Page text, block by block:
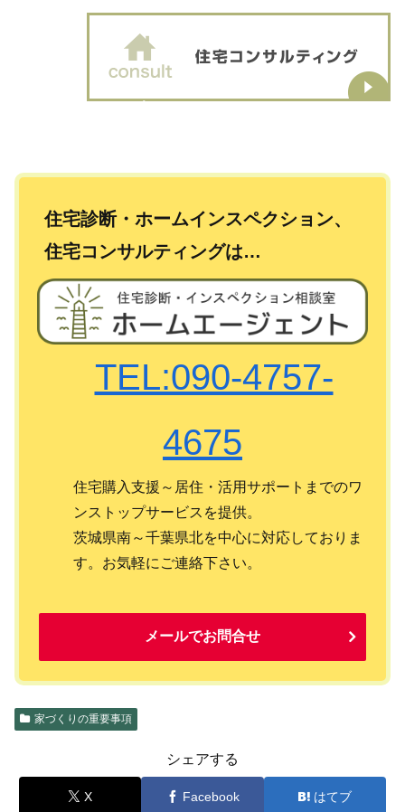
住宅診断・ホームインスペクション、
住宅コンサルティングは…
TEL:090-4757-
4675
住宅購入支援～居住・活用サポートまでのワ
ンストップサービスを提供。
茨城県南～千葉県北を中心に対応しておりま
す。お気軽にご連絡下さい。
メールでお問合せ
家づくりの重要事項
シェアする
X Facebook はてブ